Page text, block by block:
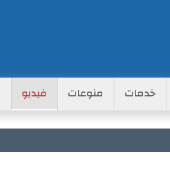
خدمات منوعات فيديو